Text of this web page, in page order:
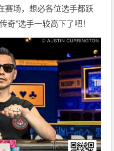
赛场，想必各位选手都跃
奇”选手一较高下了吧！